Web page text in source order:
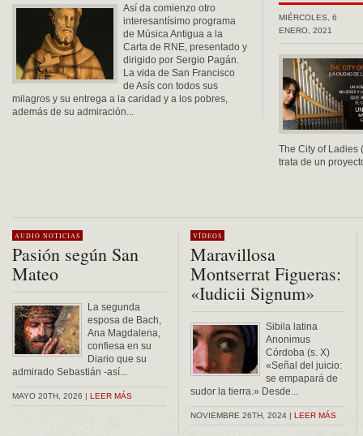
Así da comienzo otro
interesantísimo programa
de Música Antigua a la
Carta de RNE, presentado y
dirigido por Sergio Pagán.
La vida de San Francisco
de Asís con todos sus
milagros y su entrega a la caridad y a los pobres,
además de su admiración...
MIÉRCOLES, 6
ENERO, 2021
The City of Ladies
trata de un
AUDIO NOTICIAS
Pasión según San
Mateo
La segunda
esposa de Bach,
Ana Magdalena,
confiesa en su
Diario que su
admirado Sebastián -así...
MAYO 20TH, 2026 | LEER MÁS
VÍDEOS
Maravillosa
Montserrat Figueras:
«Iudicii Signum»
Sibila latina
Anonimus
Córdoba (s. X)
«Señal del juicio:
se empapará de
sudor la tierra.» Desde...
NOVIEMBRE 26TH, 2024 | LEER MÁS